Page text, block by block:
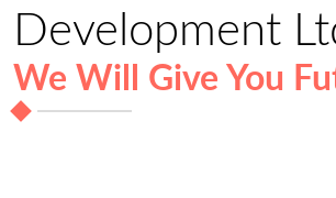
Development
We Will Give You